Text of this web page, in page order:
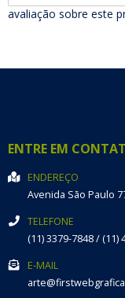
avaliação sobre este
ENTRE EM
ENDEREÇO
Avenida São Paulo
TELEFONE
(11) 3379-7848 / (11)
E-MAIL